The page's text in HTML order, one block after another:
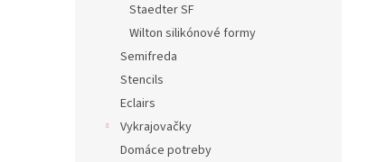
Staedter SF
Wilton silikónové formy
Semifreda
Stencils
Eclairs
Vykrajovačky
Domáce potreby